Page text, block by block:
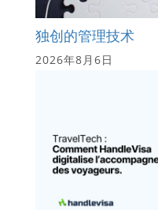
独创的管理技术
2026年8月6日